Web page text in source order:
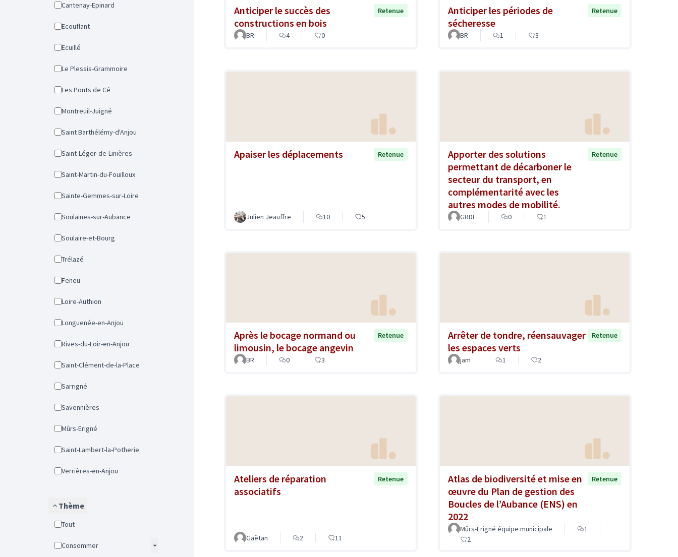
Cantenay-Epinard
Ecouflant
Ecuillé
Le Plessis-Grammoire
Les Ponts de Cé
Montreuil-Juigné
Saint Barthélémy-d'Anjou
Saint-Léger-de-Linières
Saint-Martin-du-Fouilloux
Sainte-Gemmes-sur-Loire
Soulaines-sur-Aubance
Soulaire-et-Bourg
Trélazé
Feneu
Loire-Authion
Longuenée-en-Anjou
Rives-du-Loir-en-Anjou
Saint-Clément-de-la-Place
Sarrigné
Savennières
Mûrs-Erigné
Saint-Lambert-la-Potherie
Verrières-en-Anjou
Thème
Tout
Consommer
Anticiper le succès des
constructions en bois
Retenue
BR 4 0
Anticiper les périodes de
sécheresse
Retenue
BR 1 3
Apaiser les déplacements Retenue
Julien Jeauffre 10 5
Apporter des solutions
permettant de décarboner le
secteur du transport, en
complémentarité avec les
autres modes de mobilité.
Retenue
GRDF 0 1
Après le bocage normand ou
limousin, le bocage angevin
Retenue
BR 0 3
Arrêter de tondre, réensauvager
les espaces verts
Retenue
jam 1 2
Ateliers de réparation
associatifs
Retenue
Gaëtan 2 11
Atlas de biodiversité et mise en
œuvre du Plan de gestion des
Boucles de l’Aubance (ENS) en
2022
Retenue
Mûrs-Erigné équipe municipale
1
2